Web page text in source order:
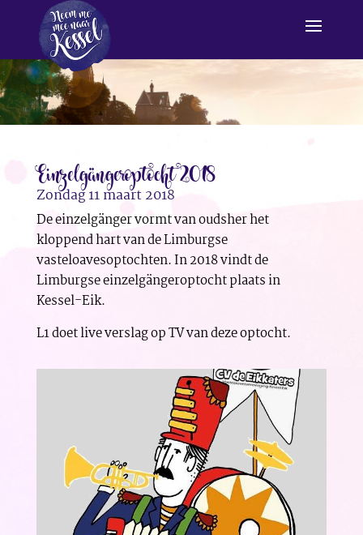
Einzelgängeroptocht 2018
Zondag 11 maart 2018
De einzelgänger vormt van oudsher het
kloppend hart van de Limburgse
vasteloavesoptochten. In 2018 vindt de
Limburgse einzelgängeroptocht plaats in
Kessel-Eik.
L1 doet live verslag op TV van deze optocht.